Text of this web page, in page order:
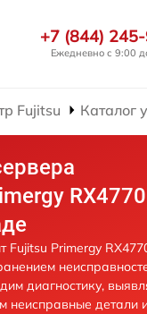
+7 (844)
Ежедневно с 9:00
Fujitsu Каталог
Fujitsu Primergy
диагностику,
неисправные детали